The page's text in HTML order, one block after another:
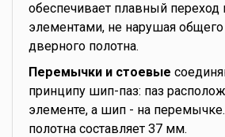
обеспечивает плавный
элементами, не нарушая
дверного полотна.
Перемычки и стоевые
принципу шип-паз: паз
элементе, а шип - на
полотна составляет 37 мм.